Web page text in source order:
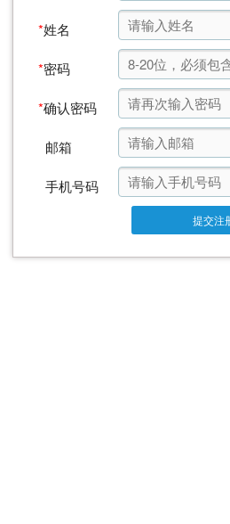
*姓名
*密码
*确认密码
邮箱
手机号码
提交注